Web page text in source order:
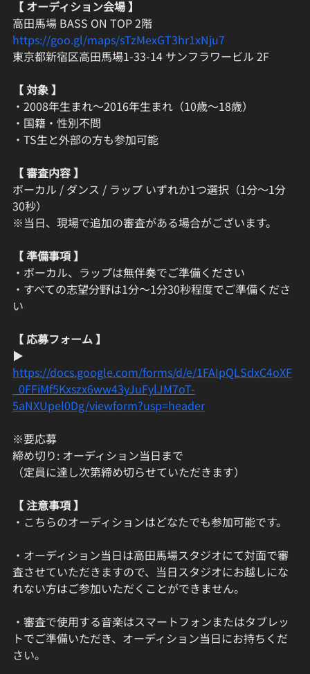
【 オーディション会場 】
高田馬場 BASS ON TOP 2階
https://goo.gl/maps/sTzMexGT3hr1xNju7
東京都新宿区高田馬場1-33-14 サンフラワービル 2F
【 対象 】
・2008年生まれ〜2016年生まれ（10歳〜18歳）
・国籍・性別不問
・TS生と外部の方も参加可能
【 審査内容 】
ボーカル / ダンス / ラップ いずれか1つ選択（1分〜1分
30秒）
※当日、現場で追加の審査がある場合がございます。
【 準備事項 】
・ボーカル、ラップは無伴奏でご準備ください
・すべての志望分野は1分〜1分30秒程度でご準備くださ
い
【 応募フォーム 】
▶
https://docs.google.com/forms/d/e/1FAIpQLSdxC4oXF
_0FFiMf5Kxszx6ww43yJuFylJM7oT-
5aNXUpel0Dg/viewform?usp=header
※要応募
締め切り: オーディション当日まで
（定員に達し次第締め切らせていただきます）
【 注意事項 】
・こちらのオーディションはどなたでも参加可能です。
・オーディション当日は高田馬場スタジオにて対面で審
査させていただきますので、当日スタジオにお越しにな
れない方はご参加いただくことができません。
・審査で使用する音楽はスマートフォンまたはタブレッ
トでご準備いただき、オーディション当日にお持ちくだ
さい。